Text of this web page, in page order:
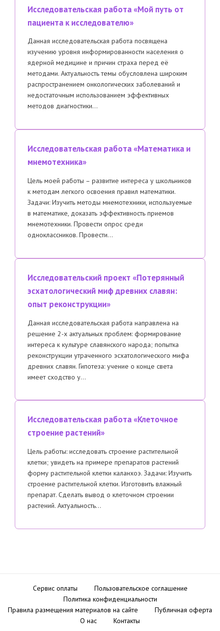
Исследовательская работа «Мой путь от
пациента к исследователю»
Данная исследовательская работа посвящена
изучению уровня информированности населения о
ядерной медицине и причин страха перед её
методами. Актуальность темы обусловлена широким
распространением онкологических заболеваний и
недостаточным использованием эффективных
методов диагностики…
Исследовательская работа «Математика и
мнемотехника»
Цель моей работы – развитие интереса у школьников
к методам легкого освоения правил математики.
Задачи: Изучить методы мнемотехники, используемые
в математике, доказать эффективность приемов
мнемотехники. Провести опрос среди
одноклассников. Провести…
Исследовательский проект «Потерянный
эсхатологический миф древних славян:
опыт реконструкции»
Данная исследовательская работа направлена на
решение 2-х актуальных проблем: формирование
интереса к культуре славянского народа; попытка
реконструкции утраченного эсхатологического мифа
древних славян. Гипотеза: учение о конце света
имеет сходство у…
Исследовательская работа «Клеточное
строение растений»
Цель работы: исследовать строение растительной
клетки; увидеть на примере препаратов растений
форму растительной клетки каланхоэ. Задачи: Изучить
строение растительной клетки. Изготовить влажный
препарат. Сделать вывод о клеточном строении
растений. Актуальность…
Сервис оплаты
Пользовательское соглашение
Политика конфиденциальности
Правила размещения материалов на сайте
Публичная оферта
О нас
Контакты